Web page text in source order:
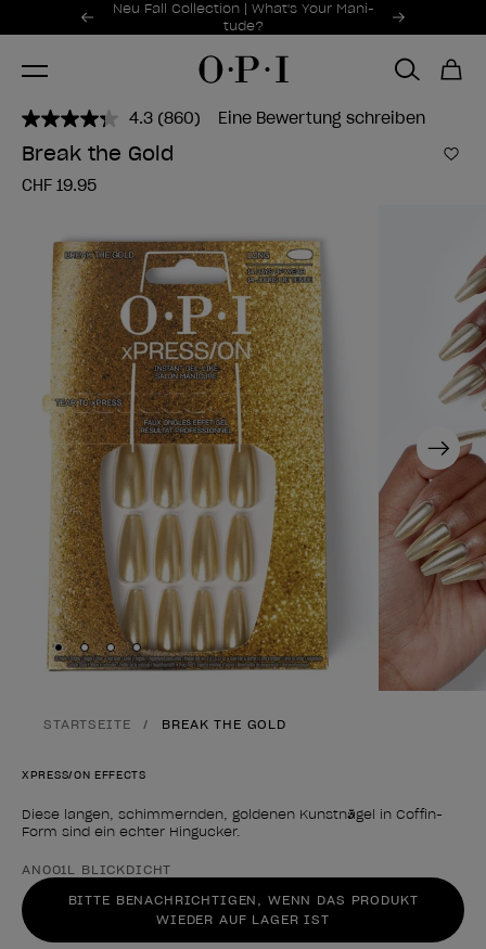
Sonderangebote
Neu Fall Collection | What's Your Mani-
tude?
Item 1 of 2
4.3 860
Bewertungen
lesen..
(860) Eine Bewertung schreiben
Break the Gold Zur
CHF 19.95
Next
Skip to slide1
Skip to slide2
Skip to slide3
Skip to slide4
STARTSEITE BREAK THE GOLD
XPRESS/ON EFFECTS
Diese langen, schimmernden, goldenen Kunstnägel in Coffin-
Form sind ein echter Hingucker.
Form des Produkts
AN001L BLICKDICHT
BITTE BENACHRICHTIGEN, WENN DAS PRODUKT
WIEDER AUF LAGER IST